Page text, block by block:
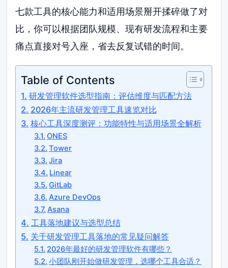
七款工具的核心能力和适用场景掰开揉碎做了对
比，你可以根据团队规模、现有研发流程和主要
痛点直接对号入座，省去反复试错的时间。
Table of Contents
研发管理软件选型指南：评估维度与匹配方法
2026年主流研发管理工具速览对比
核心工具深度测评：功能特性与适用场景全解析
ONES
Tower
Jira
Linear
GitLab
Azure DevOps
Asana
工具落地建议与选型总结
关于研发管理工具落地的常见疑问解答
2026年最好的研发管理软件有哪些？
小团队刚开始做研发管理，选哪个工具合适？